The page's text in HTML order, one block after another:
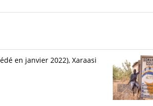
en janvier 2022), Xaraasi